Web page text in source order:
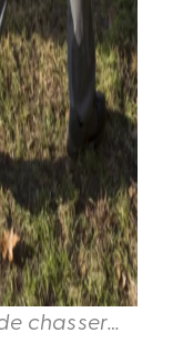
chasser…